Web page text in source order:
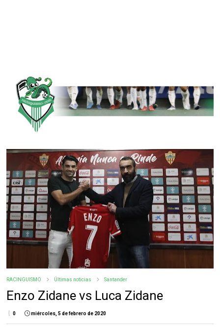
RACINGUISMO Últimas noticias Santander
Enzo Zidane vs Luca Zidane
0 miércoles, 5 de febrero de 2020